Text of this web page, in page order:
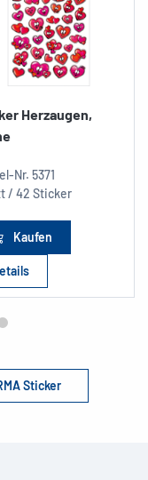
Herzaugen,
Nr. 5371
/ 42 Sticker
Kaufen
Sticker